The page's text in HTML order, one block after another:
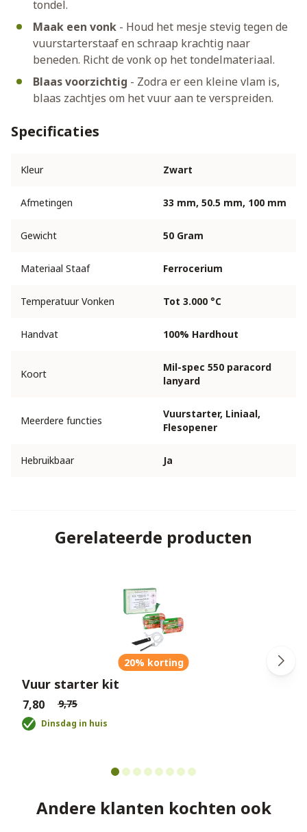
tondel.
Maak een vonk - Houd het mesje stevig tegen de
vuurstarterstaaf en schraap krachtig naar
beneden. Richt de vonk op het tondelmateriaal.
Blaas voorzichtig - Zodra er een kleine vlam is,
blaas zachtjes om het vuur aan te verspreiden.
Specificaties
Kleur Zwart
Afmetingen 33 mm, 50.5 mm, 100 mm
Gewicht 50 Gram
Materiaal Staaf Ferrocerium
Temperatuur Vonken Tot 3.000 °C
Handvat 100% Hardhout
Koort
Mil-spec 550 paracord
lanyard
Meerdere functies
Vuurstarter, Liniaal,
Flesopener
Hebruikbaar Ja
Gerelateerde producten
20% korting
Vuur starter kit
€7,80 €9,75
Dinsdag in huis
Andere klanten kochten ook